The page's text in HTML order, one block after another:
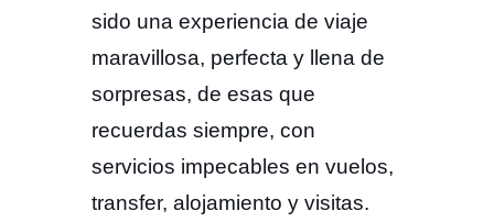
sido una experiencia de viaje
maravillosa, perfecta y llena de
sorpresas, de esas que
recuerdas siempre, con
servicios impecables en vuelos,
transfer, alojamiento y visitas.